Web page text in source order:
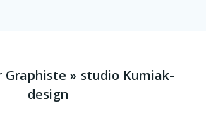
» studio Kumiak-
design